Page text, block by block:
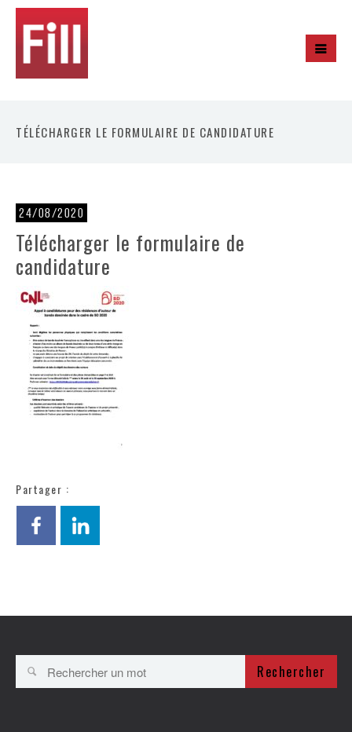
TÉLÉCHARGER LE FORMULAIRE DE CANDIDATURE
24/08/2020
Télécharger le formulaire de
candidature
Partager :
Rechercher